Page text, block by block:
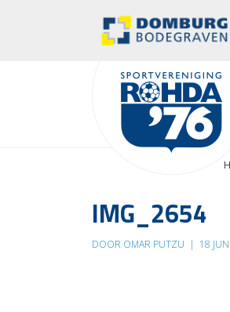
IMG_2654
DOOR OMAR PUTZU | 18